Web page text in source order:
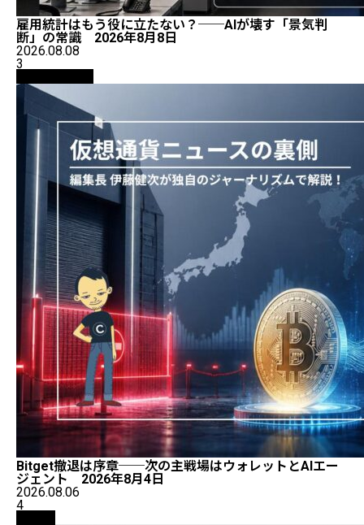
雇用統計はもう役に立たない？──AIが壊す「景気判
断」の常識 2026年8月8日
2026.08.08
3
Bitget撤退は序章──次の主戦場はウォレットとAIエー
ジェント 2026年8月4日
2026.08.06
4